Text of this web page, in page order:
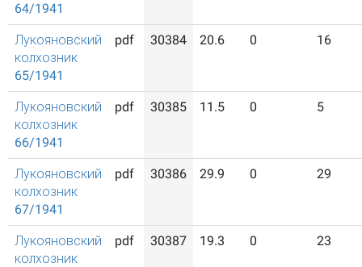
64/1941
Лукояновский
колхозник
65/1941
pdf 30384 20.6 0 16
Лукояновский
колхозник
66/1941
pdf 30385 11.5 0 5
Лукояновский
колхозник
67/1941
pdf 30386 29.9 0 29
Лукояновский
колхозник
pdf 30387 19.3 0 23